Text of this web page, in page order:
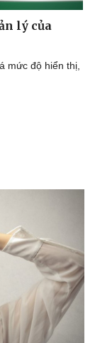
lý của
mức độ hiển thị,